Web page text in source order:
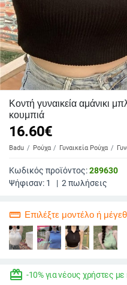
Κοντή γυναικεία αμάνικι
κουμπιά
16.60€
Badu Ρούχα Γυναικεία Ρούχα
Κωδικός προϊόντος:289630
Ψήφισαν: 1 | 2 πωλήσεις
straighten Επιλέξτε μοντέλο ή
redeem -10% για νέους χρήστες